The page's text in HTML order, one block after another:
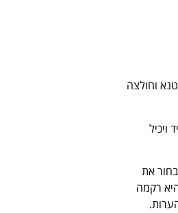
וחולצה
יד ויכיל
את
רקמה